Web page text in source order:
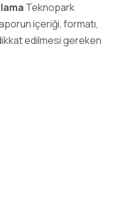
Teknopark
içeriği, formatı,
edilmesi gereken